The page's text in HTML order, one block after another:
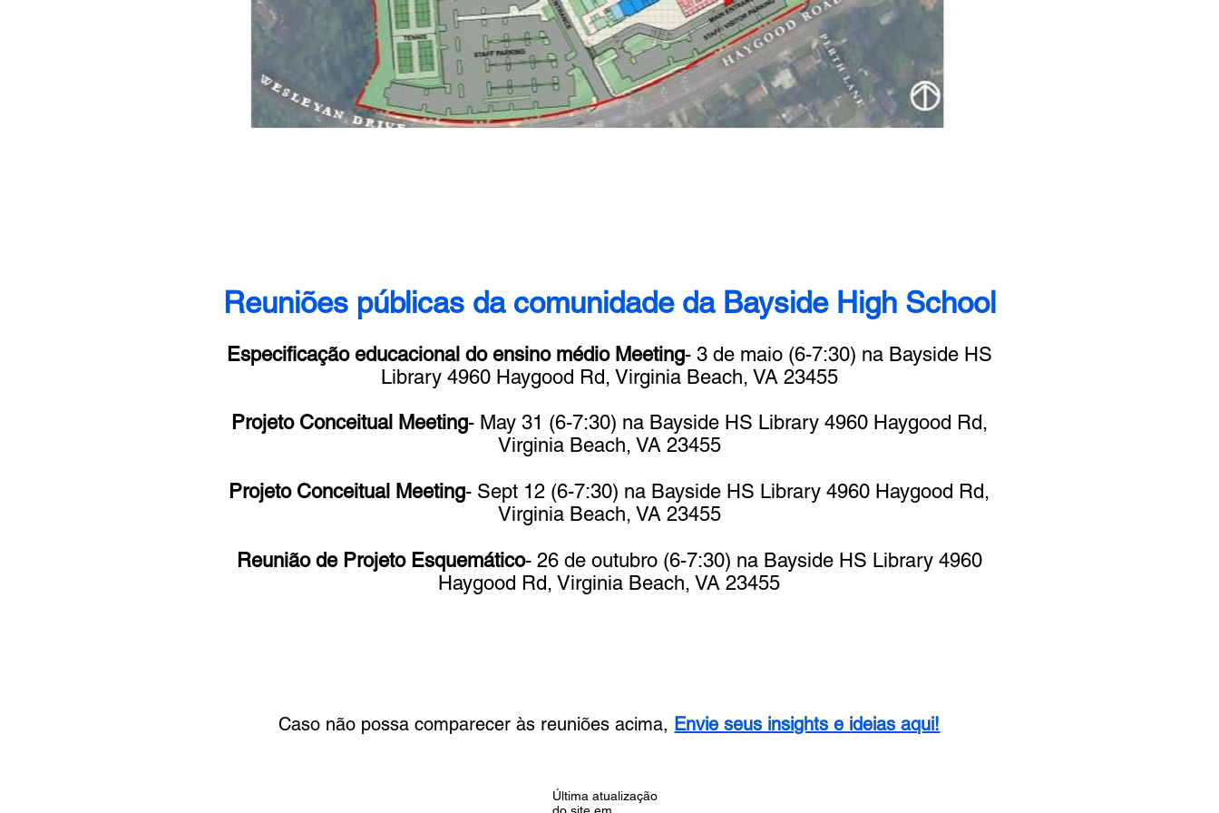
Reuniões públicas da comunidade da Bayside High School
Especificação educacional do ensino médio Meeting- ​3 de maio (6-7:30) na Bayside HS
Library 4960 Haygood Rd, Virginia Beach, VA 23455
Projeto Conceitual Meeting- May 31 (6-7:30) na Bayside HS Library 4960 Haygood Rd,
Virginia Beach, VA 23455
Projeto Conceitual Meeting- Sept 12 (6-7:30) na Bayside HS Library 4960 Haygood Rd,
Virginia Beach, VA 23455
​Reunião de Projeto Esquemático- 26 de outubro (6-7:30) na Bayside HS Library 4960
Haygood Rd, Virginia Beach, VA 23455
Caso não possa comparecer às reuniões acima, Envie seus insights e ideias aqui!
Última atualização